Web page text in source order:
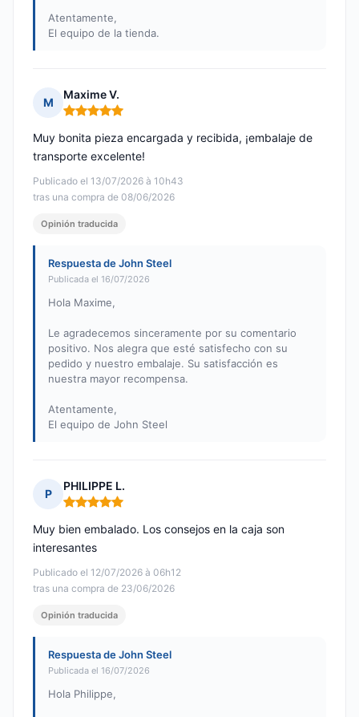
Atentamente,
El equipo de la tienda.
M
Maxime V.
Nota: 5 de 5
Publicado el 13/07/2026 à 10h43
tras una compra de 08/06/2026
Muy bonita pieza encargada y recibida, ¡embalaje de
transporte excelente!
Opinión traducida
Respuesta de John Steel
Publicada el 16/07/2026
Hola Maxime,
Le agradecemos sinceramente por su comentario
positivo. Nos alegra que esté satisfecho con su
pedido y nuestro embalaje. Su satisfacción es
nuestra mayor recompensa.
Atentamente,
El equipo de John Steel
P
PHILIPPE L.
Nota: 5 de 5
Publicado el 12/07/2026 à 06h12
tras una compra de 23/06/2026
Muy bien embalado. Los consejos en la caja son
interesantes
Opinión traducida
Respuesta de John Steel
Publicada el 16/07/2026
Hola Philippe,